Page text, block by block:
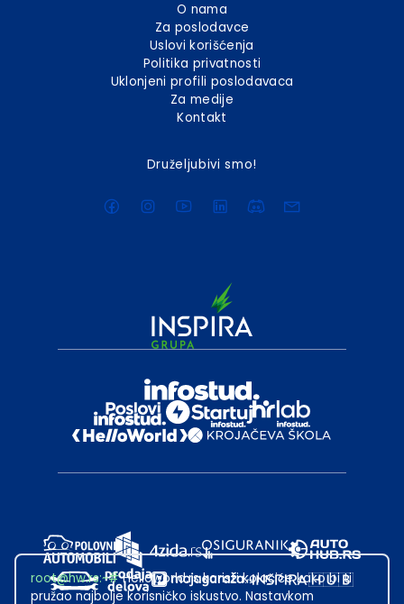
O nama
Za poslodavce
Uslovi korišćenja
Politika privatnosti
Uklonjeni profili poslodavaca
Za medije
Kontakt
Druželjubivi smo!
root@hw.rs:~#Helloworld.rs koristi kolačiće kako bi ti
pružao najbolje korisničko iskustvo. Nastavkom